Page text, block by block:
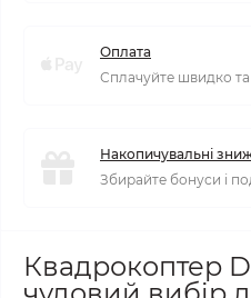
Оплата
Сплачуйте швидко
Накопичувальні
Збирайте бонуси і
Квадрокоптер